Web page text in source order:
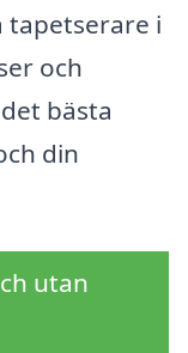
i
och
bästa
din
utan